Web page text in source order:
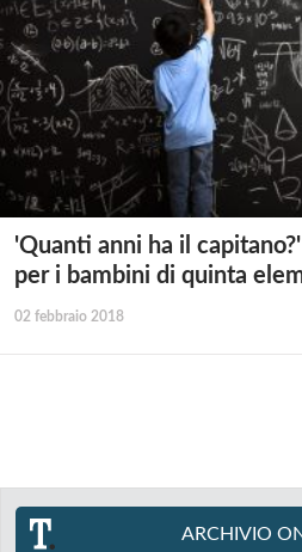
'Quanti anni ha il
per i bambini di quinta
02 febbraio 2018
ARCHIVIO